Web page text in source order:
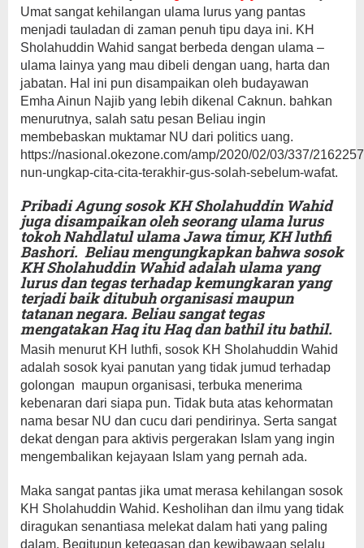
Umat sangat kehilangan ulama lurus yang pantas
menjadi tauladan di zaman penuh tipu daya ini. KH
Sholahuddin Wahid sangat berbeda dengan ulama –
ulama lainya yang mau dibeli dengan uang, harta dan
jabatan. Hal ini pun disampaikan oleh budayawan
Emha Ainun Najib yang lebih dikenal Caknun. bahkan
menurutnya, salah satu pesan Beliau ingin
membebaskan muktamar NU dari politics uang.
https://nasional.okezone.com/amp/2020/02/03/337/
nun-ungkap-cita-cita-terakhir-gus-solah-sebelum-wafat.
Pribadi Agung sosok KH Sholahuddin Wahid
juga disampaikan oleh seorang ulama lurus
tokoh Nahdlatul ulama Jawa timur, KH luthfi
Bashori. Beliau mengungkapkan bahwa sosok
KH Sholahuddin Wahid adalah ulama yang
lurus dan tegas terhadap kemungkaran yang
terjadi baik ditubuh organisasi maupun
tatanan negara. Beliau sangat tegas
mengatakan Haq itu Haq dan bathil itu bathil.
Masih menurut KH luthfi, sosok KH Sholahuddin Wahid
adalah sosok kyai panutan yang tidak jumud terhadap
golongan maupun organisasi, terbuka menerima
kebenaran dari siapa pun. Tidak buta atas kehormatan
nama besar NU dan cucu dari pendirinya. Serta sangat
dekat dengan para aktivis pergerakan Islam yang ingin
mengembalikan kejayaan Islam yang pernah ada.
Maka sangat pantas jika umat merasa kehilangan sosok
KH Sholahuddin Wahid. Kesholihan dan ilmu yang tidak
diragukan senantiasa melekat dalam hati yang paling
dalam. Begitupun ketegasan dan kewibawaan selalu